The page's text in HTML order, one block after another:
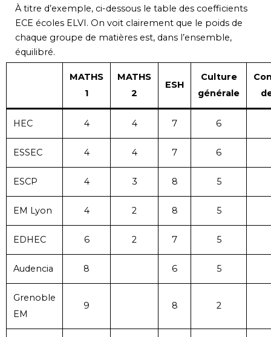
À titre d’exemple, ci-dessous le table des coefficients
ECE écoles ELVI. On voit clairement que le poids de
chaque groupe de matières est, dans l’ensemble,
équilibré.
MATHS
1
MATHS
2
ESH
Culture
générale
HEC 4 4 7 6
ESSEC 4 4 7 6
ESCP 4 3 8 5
EM Lyon 4 2 8 5
EDHEC 6 2 7 5
Audencia 8 6 5
Grenoble
EM
9 8 2